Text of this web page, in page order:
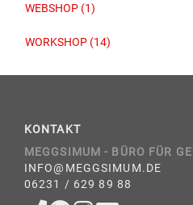
WEBSHOP (1)
WORKSHOP (14)
KONTAKT
MEGGSIMUM - BÜRO FÜR
INFO@MEGGSIMUM.DE
06231 / 629 89 88